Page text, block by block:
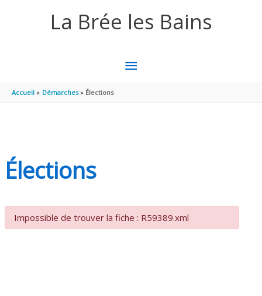
La Brée les Bains
MENU
Accueil Démarches Élections
Élections
Impossible de trouver la fiche : R59389.xml